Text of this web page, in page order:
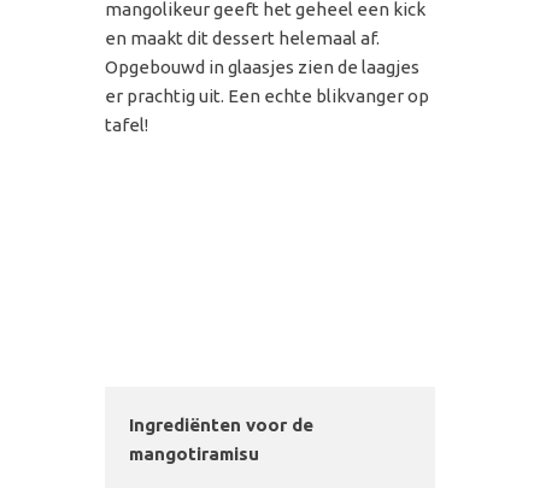
mangolikeur geeft het geheel een kick
en maakt dit dessert helemaal af.
Opgebouwd in glaasjes zien de laagjes
er prachtig uit. Een echte blikvanger op
tafel!
Ingrediënten voor de
mangotiramisu